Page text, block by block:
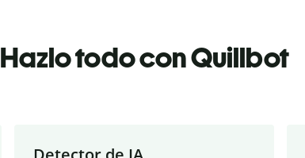
Hazlo todo con Quillbot